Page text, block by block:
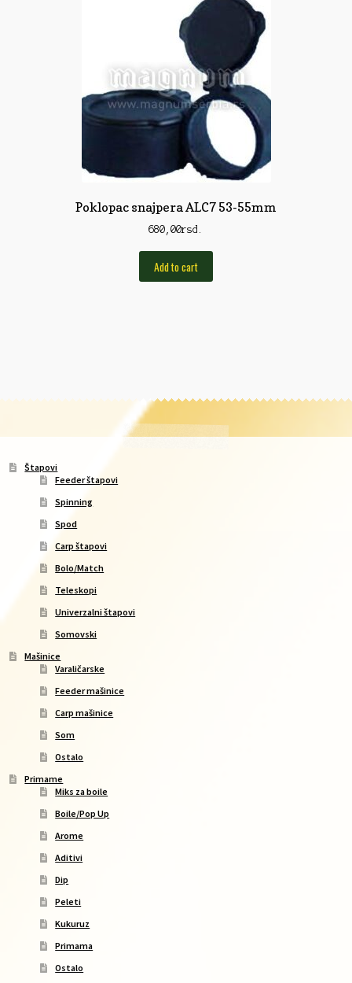
Univerzalni štapovi
Poklopac snajpera ALC7 53-55mm
680,00rsd.
Add to cart
Štapovi
Feeder štapovi
Spinning
Spod
Carp štapovi
Bolo/Match
Teleskopi
Univerzalni štapovi
Somovski
Mašinice
Varaličarske
Feeder mašinice
Carp mašinice
Som
Ostalo
Primame
Miks za boile
Boile/Pop Up
Arome
Aditivi
Dip
Peleti
Kukuruz
Primama
Ostalo